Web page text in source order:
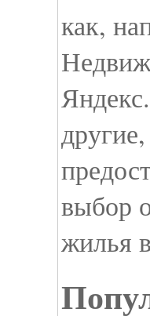
как,
выбор
жилья